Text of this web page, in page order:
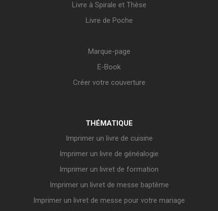
Livre à Spirale et Thèse
Livre de Poche
Marque-page
E-Book
Créer votre couverture
THÉMATIQUE
Imprimer un livre de cuisine
Imprimer un livre de généalogie
Imprimer un livret de formation
Imprimer un livret de messe baptême
Imprimer un livret de messe pour votre mariage